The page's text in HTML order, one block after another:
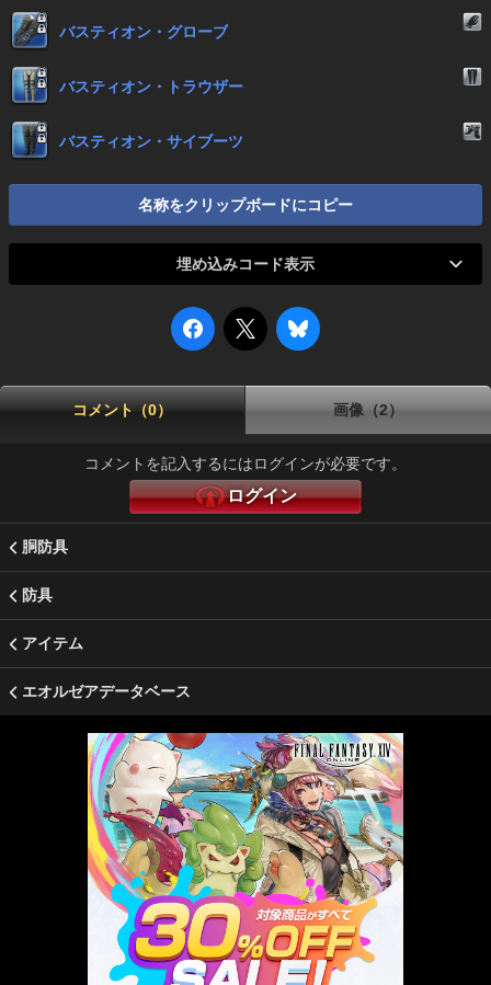
バスティオン・グローブ
バスティオン・トラウザー
バスティオン・サイブーツ
名称をクリップボードにコピー
埋め込みコード表示
コメント（0） 画像（2）
コメントを記入するにはログインが必要です。
ログイン
胴防具
防具
アイテム
エオルゼアデータベース